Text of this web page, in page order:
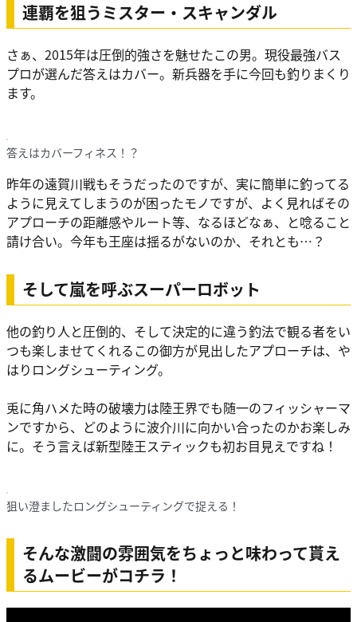
連覇を狙うミスター・スキャンダル
さぁ、2015年は圧倒的強さを魅せたこの男。現役最強バス
プロが選んだ答えはカバー。新兵器を手に今回も釣りまくり
ます。
答えはカバーフィネス！？
昨年の遠賀川戦もそうだったのですが、実に簡単に釣ってる
ように見えてしまうのが困ったモノですが、よく見ればその
アプローチの距離感やルート等、なるほどなぁ、と唸ること
請け合い。今年も王座は揺るがないのか、それとも…？
そして嵐を呼ぶスーパーロボット
他の釣り人と圧倒的、そして決定的に違う釣法で観る者をい
つも楽しませてくれるこの御方が見出したアプローチは、や
はりロングシューティング。
兎に角ハメた時の破壊力は陸王界でも随一のフィッシャーマ
ンですから、どのように波介川に向かい合ったのかお楽しみ
に。そう言えば新型陸王スティックも初お目見えですね！
狙い澄ましたロングシューティングで捉える！
そんな激闘の雰囲気をちょっと味わって貰え
るムービーがコチラ！